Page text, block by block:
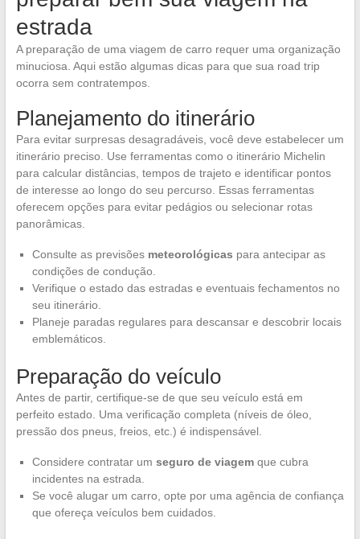
estrada
A preparação de uma viagem de carro requer uma organização
minuciosa. Aqui estão algumas dicas para que sua road trip
ocorra sem contratempos.
Planejamento do itinerário
Para evitar surpresas desagradáveis, você deve estabelecer um
itinerário preciso. Use ferramentas como o itinerário Michelin
para calcular distâncias, tempos de trajeto e identificar pontos
de interesse ao longo do seu percurso. Essas ferramentas
oferecem opções para evitar pedágios ou selecionar rotas
panorâmicas.
Consulte as previsões meteorológicas para antecipar as
condições de condução.
Verifique o estado das estradas e eventuais fechamentos no
seu itinerário.
Planeje paradas regulares para descansar e descobrir locais
emblemáticos.
Preparação do veículo
Antes de partir, certifique-se de que seu veículo está em
perfeito estado. Uma verificação completa (níveis de óleo,
pressão dos pneus, freios, etc.) é indispensável.
Considere contratar um seguro de viagemque cubra
incidentes na estrada.
Se você alugar um carro, opte por uma agência de confiança
que ofereça veículos bem cuidados.